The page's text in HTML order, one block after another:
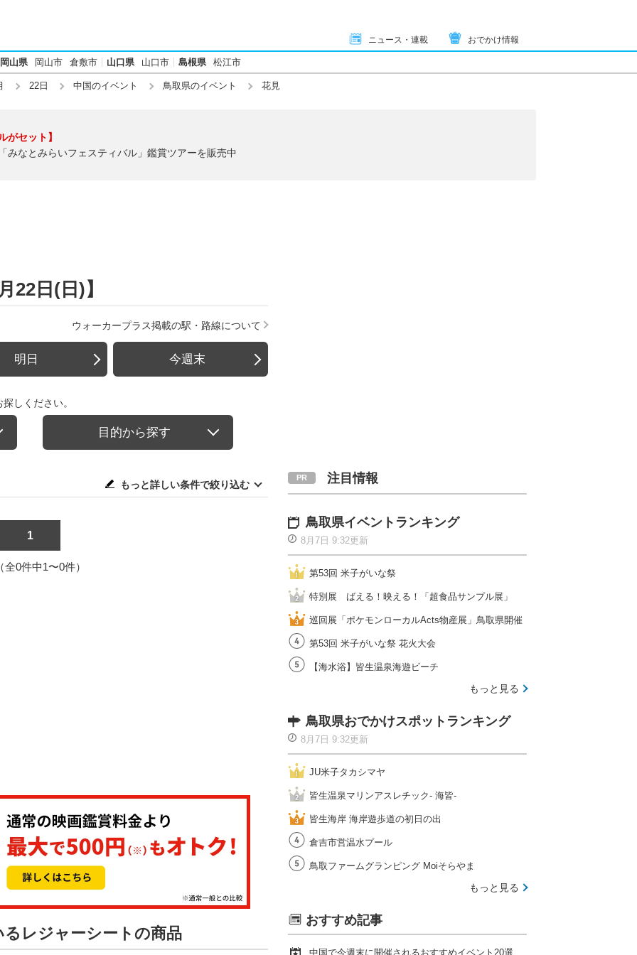
ニュース・連載 おでかけ情報
岡山県 岡山市 倉敷市 山口県 山口市 島根県 松江市
22日 中国のイベント 鳥取県のイベント 花見
がセット】
みなとみらいフェスティバル」鑑賞ツアーを販売中
22日(日)】
ウォーカープラス掲載の駅・路線について
明日 今週末
しください。
目的から探す
もっと詳しい条件で絞り込む
1
全0件中1〜0件）
レジャーシートの商品
注目情報
鳥取県イベントランキング
8月7日 9:32更新
第53回 米子がいな祭
特別展 ばえる！映える！「超食品サンプル展」
巡回展「ポケモンローカルActs物産展」鳥取県開催
第53回 米子がいな祭 花火大会
【海水浴】皆生温泉海遊ビーチ
もっと見る
鳥取県おでかけスポットランキング
8月7日 9:32更新
JU米子タカシマヤ
皆生温泉マリンアスレチック- 海皆-
皆生海岸 海岸遊歩道の初日の出
倉吉市営温水プール
鳥取ファームグランピング Moiそらやま
もっと見る
おすすめ記事
中国で今週末に開催されるおすすめイベント20選